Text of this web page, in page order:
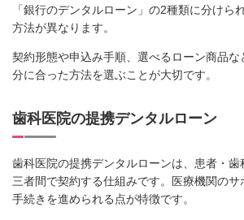
「銀行のデンタルローン」の2種類に分けら
方法が異なります。
契約形態や申込み手順、選べるローン商品な
分に合った方法を選ぶことが大切です。
歯科医院の提携デンタルローン
歯科医院の提携デンタルローンは、患者・
三者間で契約する仕組みです。医療機関のサ
手続きを進められる点が特徴です。